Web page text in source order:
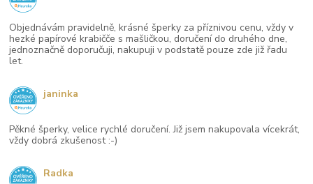
Objednávám pravidelně, krásné šperky za příznivou cenu, vždy v
hezké papírové krabičče s mašličkou, doručení do druhého dne,
jednoznačně doporučuji, nakupuji v podstatě pouze zde již řadu
let.
Pěkné šperky, velice rychlé doručení. Již jsem nakupovala vícekrát,
vždy dobrá zkušenost :-)
janinka
Radka